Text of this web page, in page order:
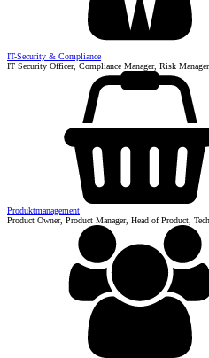
IT-Security & Compliance
IT Security Officer, Compliance Manager, Risk
Produktmanagement
Product Owner, Product Manager, Head of Product,